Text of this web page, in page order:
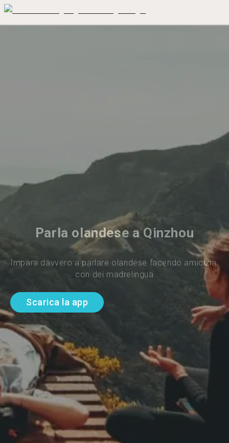
Parla olandese a Qinzhou
Impara davvero a parlare olandese facendo amicizia
con dei madrelingua
Scarica la app